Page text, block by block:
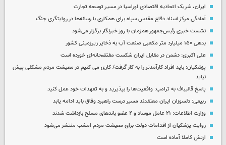
ایران، شریک اتحادیه اقتصادی اوراسیا در مسیر توسعه تجارت
آمادگی مرکز اسناد دفاع مقدس سپاه برای همکاری با رسانه‌ها در روایتگری جنگ
نشست خبری رئیس‌جمهور همزمان با روز خبرنگار برگزار می‌شود
بدهی ۱۵۰ میلیارد متر مکعبی صنعت آب به ذخایر زیرزمینی کشور
علی اکبری: دشمن در مقابل ایران شکست مفتضحانه‌ای خورده است
پزشکیان: باید افراد کارآمدتر را به کار گرفت/ کاری می کنیم در معیشت مردم مشکلی پیش
نیاید
پاسخ قالیباف به ترامپ: واقعیت‌ها را بپذیرید و به تعهدات خود عمل کنید
ربیعی: دلسوزان ایران معتقدند مسیر درست راهبرد وفاق باید ادامه یابد
وزارت اطلاعات: ۲۱ عامل موساد و ۴ عضو باندهای مسلح بازداشت شدند
روایت پزشکیان از اقدامات دولت برای معیشت مردم امشب منتشر می‌شود
ارتش کاملا آماده است